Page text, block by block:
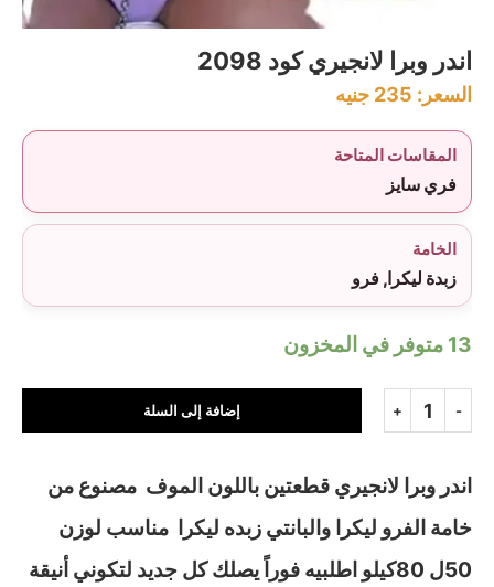
اندر وبرا لانجيري كود 2098
السعر: 235 جنيه
المقاسات المتاحة
فري سايز
الخامة
زبدة ليكرا, فرو
13 متوفر في المخزون
إضافة إلى السلة
اندر وبرا لانجيري قطعتين باللون الموف مصنوع من
خامة الفرو ليكرا والبانتي زبده ليكرا مناسب لوزن
50ل 80كيلو اطلبيه فوراً يصلك كل جديد لتكوني أنيقة